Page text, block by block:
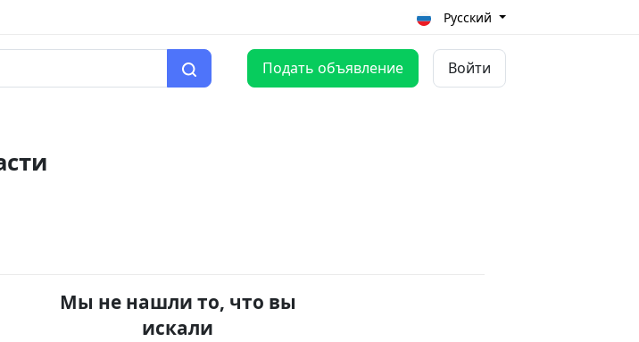
Русский
Подать объявление Войти
Мы не нашли то, что вы
искали